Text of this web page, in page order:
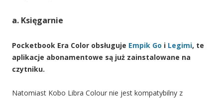
a. Księgarnie
Pocketbook Era Color obsługuje Empik Go i Legimi, te
aplikacje abonamentowe są już zainstalowane na
czytniku.
Natomiast Kobo Libra Colour nie jest kompatybilny z